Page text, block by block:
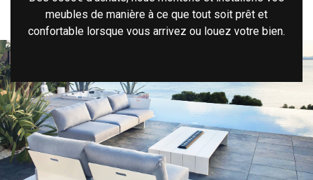
meubles de manière à ce que tout soit prêt et
confortable lorsque vous arrivez ou louez votre bien.